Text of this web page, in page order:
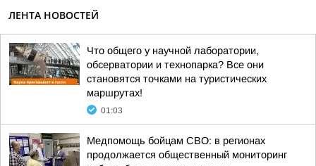
ЛЕНТА НОВОСТЕЙ
Что общего у научной лаборатории,
обсерватории и технопарка? Все они
становятся точками на туристических
маршрутах!
01:03
Медпомощь бойцам СВО: в регионах
продолжается общественный мониторинг